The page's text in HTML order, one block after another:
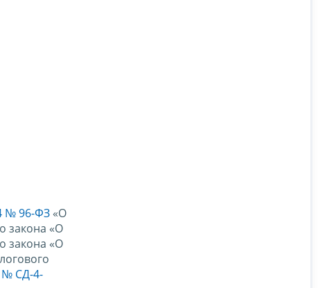
№ 96-ФЗ «О
закона «О
закона «О
№ СД-4-